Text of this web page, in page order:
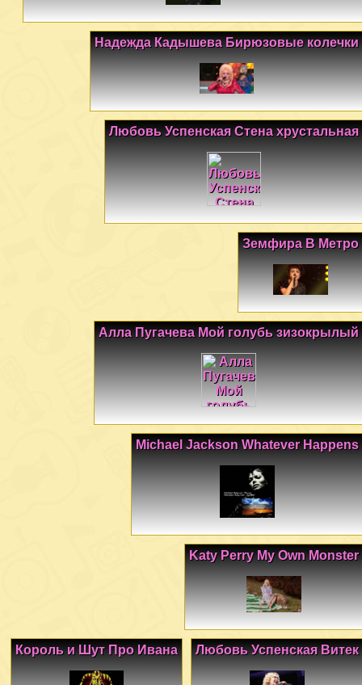
Надежда Кадышева Бирюзовые колечки
Любовь Успенская Стена хрустальная
Земфира В Метро
Алла Пугачева Мой голубь зизокрылый
Michael Jackson Whatever Happens
Katy Perry My Own Monster
Любовь Успенская Витек
Король и Шут Про Ивана